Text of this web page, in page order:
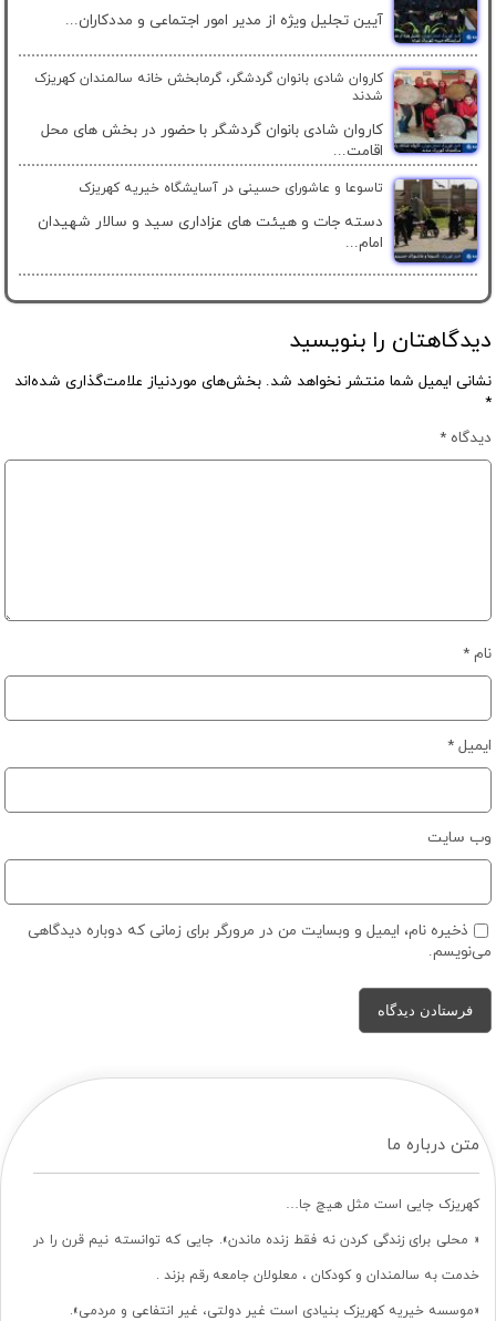
آیین تجلیل ویژه از مدیر امور اجتماعی و مددکاران...
کاروان شادی بانوان گردشگر، گرمابخش خانه سالمندان کهریزک
شدند
کاروان شادی بانوان گردشگر با حضور در بخش های محل
اقامت...
تاسوعا و عاشورای حسینی در آسایشگاه خیریه کهریزک
دسته جات و هیئت های عزاداری سید و سالار شهیدان
امام...
دیدگاهتان را بنویسید
نشانی ایمیل شما منتشر نخواهد شد. بخش‌های موردنیاز علامت‌گذاری شده‌اند
*
دیدگاه*
نام*
ایمیل*
وب‌ سایت
ذخیره نام، ایمیل و وبسایت من در مرورگر برای زمانی که دوباره دیدگاهی
می‌نویسم.
متن درباره ما
کهریزک جایی است مثل هیچ جا…
« محلی برای زندگی کردن نه فقط زنده ماندن». جایی که توانسته نیم قرن را در
خدمت به سالمندان و کودکان ، معلولان جامعه رقم بزند .
«موسسه خیریه کهریزک بنیادی است غیر دولتی، غیر انتفاعی و مردمی».